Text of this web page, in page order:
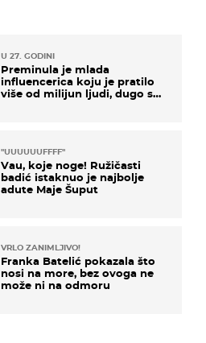
U 27. GODINI
Preminula je mlada
influencerica koju je pratilo
više od milijun ljudi, dugo se
"UUUUUUFFFF"
Vau, koje noge! Ružičasti
badić istaknuo je najbolje
adute Maje Šuput
VRLO ZANIMLJIVO!
Franka Batelić pokazala što
nosi na more, bez ovoga ne
može ni na odmoru